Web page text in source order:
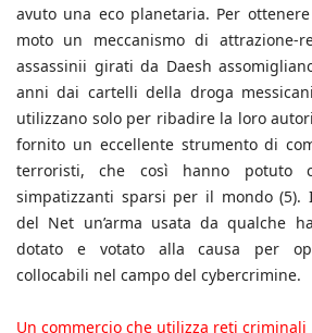
avuto una eco planetaria. Per
moto un meccanismo di attrazione-
assassinii girati da Daesh
anni dai cartelli della droga
utilizzano solo per ribadire la loro
fornito un eccellente strumento di
terroristi, che così hanno potuto
simpatizzanti sparsi per il mondo (5).
del Net un’arma usata da qualche
dotato e votato alla causa per
collocabili nel campo del cybercrimine.
Un commercio che utilizza reti criminali